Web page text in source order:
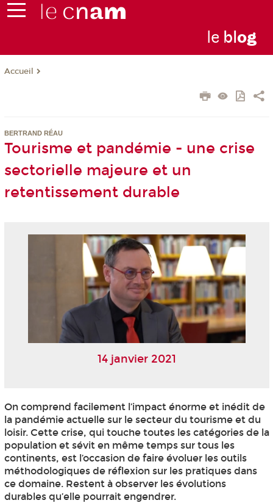
le blog
Accueil
BERTRAND RÉAU
Tourisme et pandémie - une crise
sectorielle majeure et un
retentissement durable
14 janvier 2021
On comprend facilement l’impact énorme et inédit de
la pandémie actuelle sur le secteur du tourisme et du
loisir. Cette crise, qui touche toutes les catégories de la
population et sévit en même temps sur tous les
continents, est l’occasion de faire évoluer les outils
méthodologiques de réflexion sur les pratiques dans
ce domaine. Restent à observer les évolutions
durables qu’elle pourrait engendrer.